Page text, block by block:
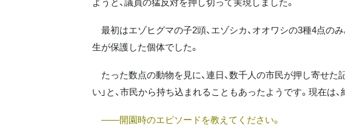
最初はエゾヒグマの子2頭、エゾシカ、オオワシの3種4点の
生が保護した個体でした。
たった数点の動物を見に、連日、数千人の市民が押し寄せた
い」と、市民から持ち込まれることもあったようです。現在は
――開園時のエピソードを教えてください。